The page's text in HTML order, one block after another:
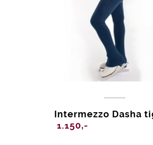
Intermezzo Dasha
1.150,-